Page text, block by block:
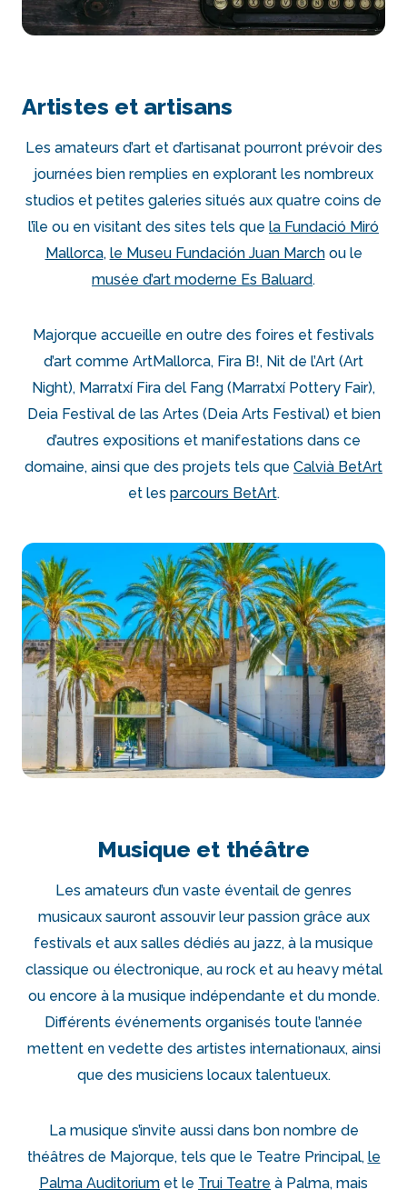
Artistes et artisans
Les amateurs d’art et d’artisanat pourront prévoir des
journées bien remplies en explorant les nombreux
studios et petites galeries situés aux quatre coins de
l’île ou en visitant des sites tels que la Fundació Miró
Mallorca, le Museu Fundación Juan Marchou le
musée d’art moderne Es Baluard.
Majorque accueille en outre des foires et festivals
d’art comme ArtMallorca, Fira B!, Nit de l’Art (Art
Night), Marratxí Fira del Fang (Marratxí Pottery Fair),
Deia Festival de las Artes (Deia Arts Festival) et bien
d’autres expositions et manifestations dans ce
domaine, ainsi que des projets tels que Calvià BetArt
et les parcours BetArt.
Musique et théâtre
Les amateurs d’un vaste éventail de genres
musicaux sauront assouvir leur passion grâce aux
festivals et aux salles dédiés au jazz, à la musique
classique ou électronique, au rock et au heavy métal
ou encore à la musique indépendante et du monde.
Différents événements organisés toute l’année
mettent en vedette des artistes internationaux, ainsi
que des musiciens locaux talentueux.
La musique s’invite aussi dans bon nombre de
théâtres de Majorque, tels que le Teatre Principal, le
Palma Auditorium et le Trui Teatre à Palma, mais